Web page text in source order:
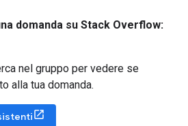
domanda su Stack Overflow:
nel gruppo per vedere se
alla tua domanda.